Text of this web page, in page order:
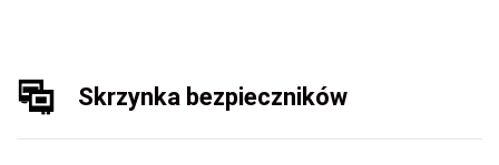
Skrzynka bezpieczników